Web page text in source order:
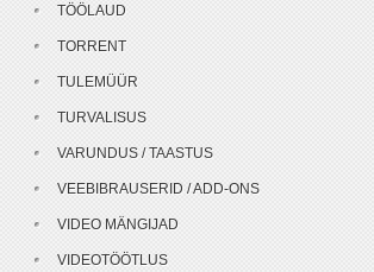
TÖÖLAUD
TORRENT
TULEMÜÜR
TURVALISUS
VARUNDUS / TAASTUS
VEEBIBRAUSERID / ADD-ONS
VIDEO MÄNGIJAD
VIDEOTÖÖTLUS